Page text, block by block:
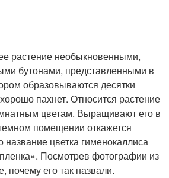
растение необыкновенными,
бутонами, представленными в
образовываются десятки
пахнет. Относится растение
цветам. Выращивают его в
помещении откажется
название цветка гименокаллиса
Посмотрев фотографии из
почему его так назвали.